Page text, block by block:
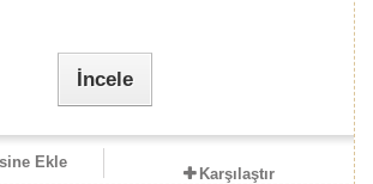
İncele
Ekle
Karşılaştır